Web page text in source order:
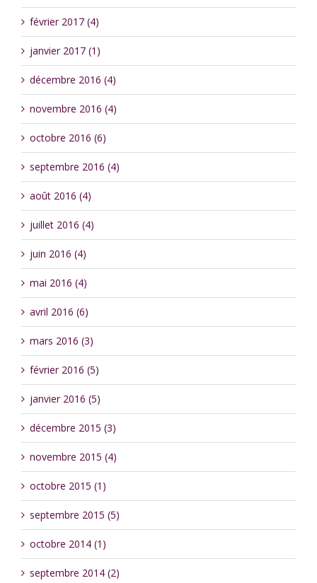
février 2017 (4)
janvier 2017 (1)
décembre 2016 (4)
novembre 2016 (4)
octobre 2016 (6)
septembre 2016 (4)
août 2016 (4)
juillet 2016 (4)
juin 2016 (4)
mai 2016 (4)
avril 2016 (6)
mars 2016 (3)
février 2016 (5)
janvier 2016 (5)
décembre 2015 (3)
novembre 2015 (4)
octobre 2015 (1)
septembre 2015 (5)
octobre 2014 (1)
septembre 2014 (2)